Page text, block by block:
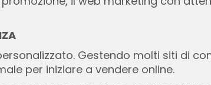
Gestendo molti siti di
per iniziare a vendere online.